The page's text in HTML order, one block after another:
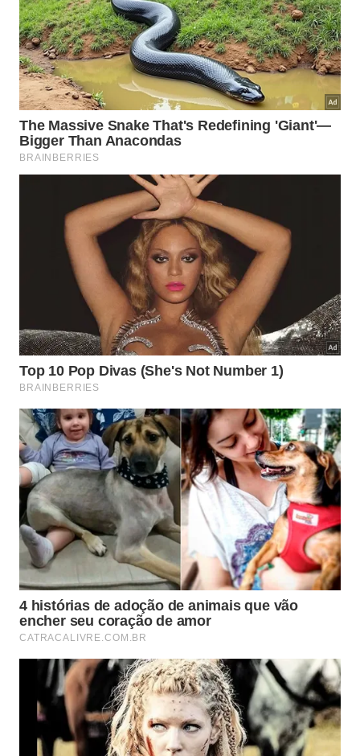
ambiente, mas também a qualidade de vida de
quem vive nele.